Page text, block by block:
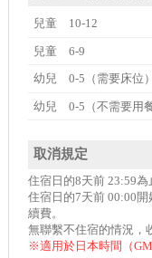
兒童 10-12
兒童 6-9
幼兒 0-5（需要床位）
幼兒 0-5（不需要用餐
取消規定
住宿日的8天前 23:59為
住宿日的7天前 00:00
續費。
無聯繫不住宿的情況，
※適用於日本時間（